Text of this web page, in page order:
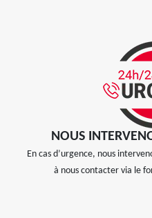
NOUS
En cas d’urgence, nous
à nous contacter via le